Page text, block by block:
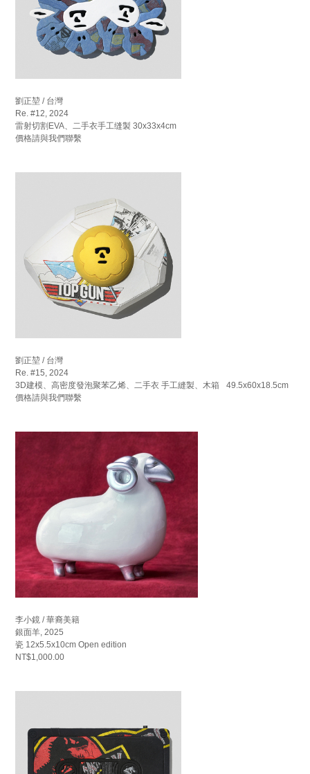
劉正堃 / 台灣
Re. #12, 2024
雷射切割EVA、二手衣手工缝製 30x33x4cm
價格請與我們聯繫
劉正堃 / 台灣
Re. #15, 2024
3D建模、高密度發泡聚苯乙烯、二手衣 手工縫製、木箱 49.5x60x18.5cm
價格請與我們聯繫
李小鏡 / 華裔美籍
銀面羊, 2025
瓷 12x5.5x10cm Open edition
NT$1,000.00